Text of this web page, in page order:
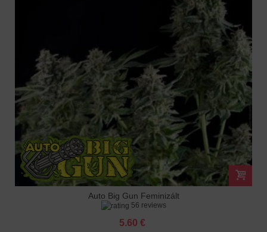
Auto Big Gun Feminizált
56 reviews
5.60 €